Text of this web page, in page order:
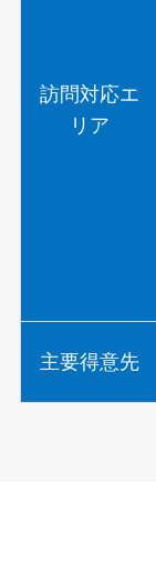
訪問対応エ
リア
主要得意先